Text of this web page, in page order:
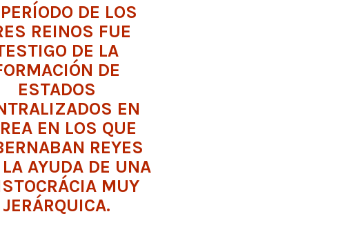
DE LOS
REINOS FUE
DE LA
DE
ESTADOS
EN
EN LOS QUE
REYES
AYUDA DE UNA
MUY
JERÁRQUICA.